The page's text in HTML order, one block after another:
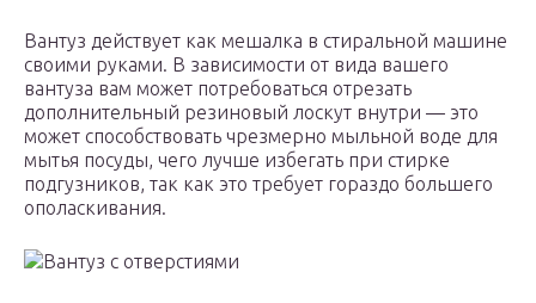
Вантуз действует как мешалка в стиральной машине
своими руками. В зависимости от вида вашего
вантуза вам может потребоваться отрезать
дополнительный резиновый лоскут внутри — это
может способствовать чрезмерно мыльной воде для
мытья посуды, чего лучше избегать при стирке
подгузников, так как это требует гораздо большего
ополаскивания.
Вантуз с отверстиями